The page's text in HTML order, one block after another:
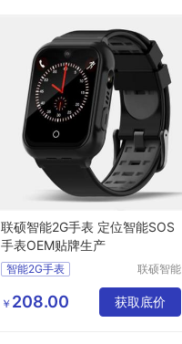
联硕智能2G手表 定位智能SOS
手表OEM贴牌生产
智能2G手表
SOS智能手表
联硕智能
有限公司
￥ 208.00 获取底价